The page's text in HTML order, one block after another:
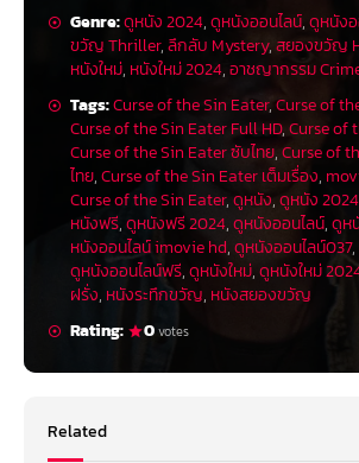
Genre:ดูหนัง 2024,ดูหนังออนไลน์,ดูหนัง
ขวัญ Thriller,ลึกลับ Mystery,สยองขวัญ
หนังใหม่, หนังใหม่ 2024,อาชญากรรม
Tags:Curse of the Sin Eater,Curse of
Curse of the Sin Eater Full HD,Curse of
Curse of the Sin Eater ซับไทย,Curse of
ไทย,Curse of the Sin Eater เต็มเรื่อง,
Curse of the Sin Eater,ดูหนัง,ดูหนัง 2024
หนังฟรี,ดูหนังฟรี 2024,ดูหนังออนไลน์,ดูห
หนังออนไลน์ imovie hd,ดูหนังออนไลน์037,
ดูหนังออนไลน์ฟรี,ดูหนังใหม่,ดูหนังใหม่
ฝรั่ง, หนังระทึกขวัญ, หนังสยองขวัญ
Rating:
0votes
Related